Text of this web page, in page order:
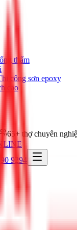
thấm
công sơn epoxy
cao
65+ thợ chuyên
9294